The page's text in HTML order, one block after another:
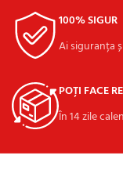
100% SIGUR
Ai siguranța
POȚI FACE
În 14 zile